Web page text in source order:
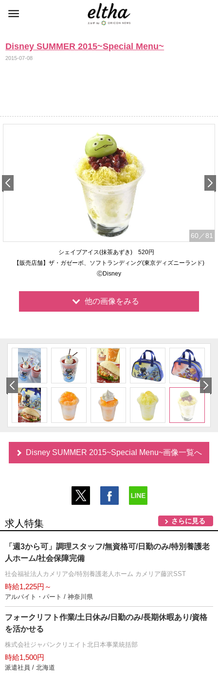
Disney SUMMER 2015~Special Menu~
2015-07-08
60 ／81
シェイブアイス(抹茶あずき) 520円
【販売店舗】ザ・ガゼーボ、ソフトランディング(東京ディズニーランド)
ⒸDisney
他の画像をみる
Disney SUMMER 2015~Special Menu~画像一覧へ
求人特集 さらに見る
「週3から可」調理スタッフ/無資格可/日勤のみ/特別養護老
人ホーム/社会保障完備
社会福祉法人カメリア会/特別養護老人ホーム カメリア藤沢SST
時給1,225円～
アルバイト・パート / 神奈川県
フォークリフト作業/土日休み/日勤のみ/長期休暇あり/資格
を活かせる
株式会社ジャパンクリエイト北日本事業統括部
時給1,500円
派遣社員 / 北海道